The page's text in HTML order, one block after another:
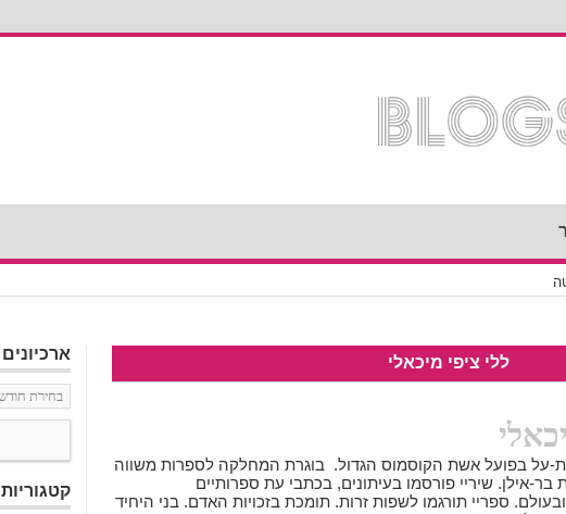
ללי ציפי מיכאלי
על בפועל אשת הקוסמוס הגדול. בוגרת המחלקה לספרות משווה
בר-אילן. שיריי פורסמו בעיתונים, בכתבי עת ספרותיים
ספריי תורגמו לשפות זרות. תומכת בזכויות האדם. בני היחיד
ארכיונים
ארכיונים
קטגוריות